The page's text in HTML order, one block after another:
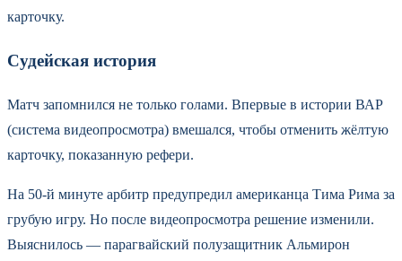
карточку.
Судейская история
Матч запомнился не только голами. Впервые в истории ВАР
(система видеопросмотра) вмешался, чтобы отменить жёлтую
карточку, показанную рефери.
На 50-й минуте арбитр предупредил американца Тима Рима за
грубую игру. Но после видеопросмотра решение изменили.
Выяснилось — парагвайский полузащитник Альмирон